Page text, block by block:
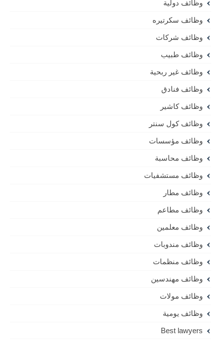
وظائف دولية
وظائف سكرتيره
وظائف شركات
وظائف طبيب
وظائف غير ربحية
وظائف فنادق
وظائف كاشير
وظائف كول سنتر
وظائف مؤسسات
وظائف محاسبة
وظائف مستشفيات
وظائف مطار
وظائف مطاعم
وظائف معلمين
وظائف مندوبات
وظائف منظمات
وظائف مهندسين
وظائف مولات
وظائف يومية
Best lawyers